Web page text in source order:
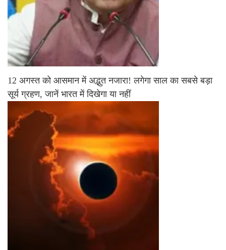
12 अगस्त को आसमान में अद्भुत नजारा! लगेगा साल का सबसे बड़ा
सूर्य ग्रहण, जानें भारत में दिखेगा या नहीं